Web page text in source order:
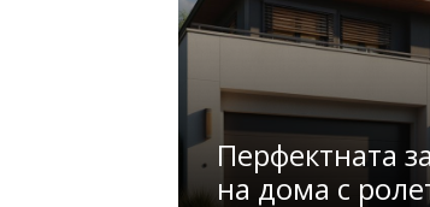
Перфектната
на дома с